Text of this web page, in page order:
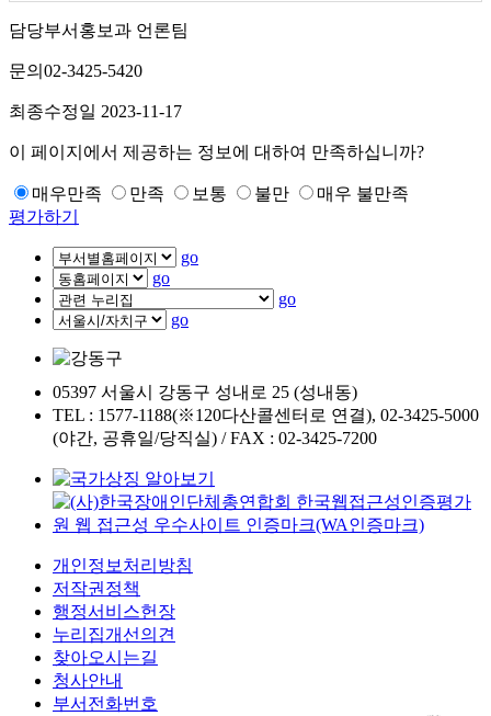
담당부서 홍보과 언론팀
문의 02-3425-5420
최종수정일 2023-11-17
이 페이지에서 제공하는 정보에 대하여 만족하십니까?
매우만족 만족 보통 불만
매우 불만족
평가하기
go
go
go
go
05397 서울시 강동구 성내로 25 (성내동)
TEL : 1577-1188(※120다산콜센터로 연결), 02-3425-5000
(야간, 공휴일/당직실) / FAX : 02-3425-7200
개인정보처리방침
저작권정책
행정서비스헌장
누리집개선의견
찾아오시는길
청사안내
부서전화번호